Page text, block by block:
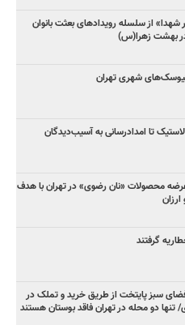
شهدا» از سلسله رویدادهای بعثت بانوان
بهشت زهرا(س)
شهری تهران
عرضه محصولات «نان رضوی» در تهران با هدف
فضای سبز پایتخت از طریق خرید و تملک در
دو محله در تهران فاقد بوستان هستند